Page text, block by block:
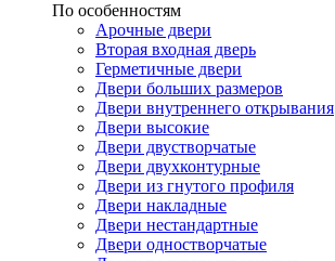
По особенностям
Арочные двери
Вторая входная дверь
Герметичные двери
Двери больших размеров
Двери внутреннего открывания
Двери высокие
Двери двустворчатые
Двери двухконтурные
Двери из гнутого профиля
Двери накладные
Двери нестандартные
Двери одностворчатые